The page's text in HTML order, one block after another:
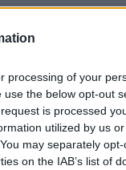
processing of your
the below opt-out
is processed
utilized by us
may separately
on the IAB’s list of
in pool of blood
of San